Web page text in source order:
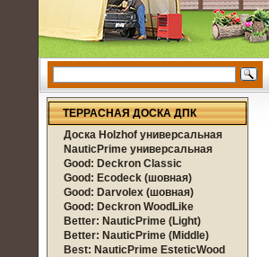
ТЕРРАСНАЯ ДОСКА ДПК
Доска Holzhof универсальная
NauticPrime универсальная
Good: Deckron Classic
Good: Ecodeck (шовная)
Good: Darvolex (шовная)
Good: Deckron WoodLike
Better: NauticPrime (Light)
Better: NauticPrime (Middle)
Best: NauticPrime EsteticWood